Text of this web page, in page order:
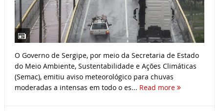
O Governo de Sergipe, por meio da Secretaria de Estado
do Meio Ambiente, Sustentabilidade e Ações Climáticas
(Semac), emitiu aviso meteorológico para chuvas
moderadas a intensas em todo o es... Read more